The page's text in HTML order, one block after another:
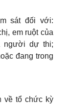
sát đối với:
em ruột của
người dự thi;
đang trong
về tổ chức kỳ